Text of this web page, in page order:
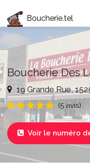
Boucherie.tel
Boucherie Des
19 Grande Rue,
(5 avis)
 Voir le numéro